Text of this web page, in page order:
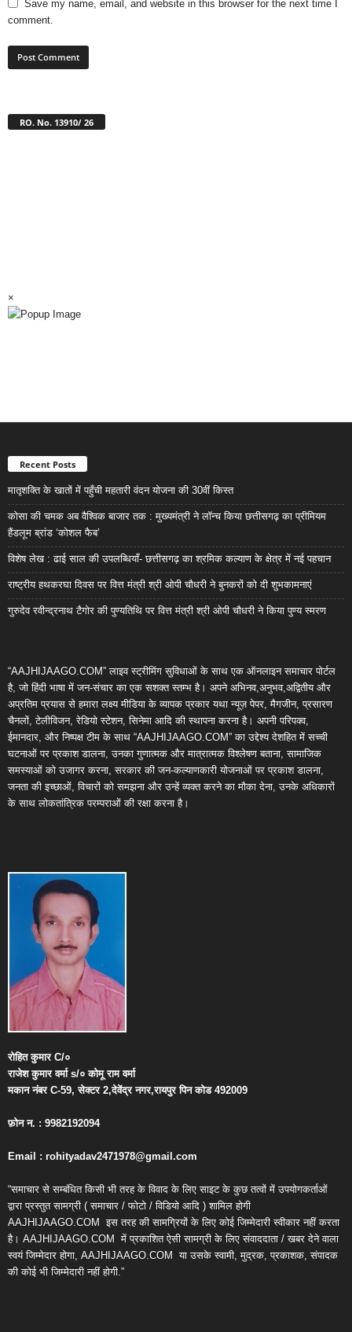
Save my name, email, and website in this browser for the next time I
comment.
RO. No. 13910/ 26
×
Recent Posts
मातृशक्ति के खातों में पहुँची महतारी वंदन योजना की 30वीं किस्त
कोसा की चमक अब वैश्विक बाजार तक : मुख्यमंत्री ने लॉन्च किया छत्तीसगढ़ का प्रीमियम
हैंडलूम ब्रांड ‘कोशल फैब’
विशेष लेख : ढाई साल की उपलब्धियाँ- छत्तीसगढ़ का श्रमिक कल्याण के क्षेत्र में नई पहचान
राष्ट्रीय हथकरघा दिवस पर वित्त मंत्री श्री ओपी चौधरी ने बुनकरों को दी शुभकामनाएं
गुरुदेव रवीन्द्रनाथ टैगोर की पुण्यतिथि पर वित्त मंत्री श्री ओपी चौधरी ने किया पुण्य स्मरण
“AAJHIJAAGO.COM” लाइव स्ट्रीमिंग सुविधाओं के साथ एक ऑनलाइन समाचार पोर्टल
है, जो हिंदी भाषा में जन-संचार का एक सशक्त स्तम्भ है। अपने अभिनव,अनुभव,अद्वितीय और
अप्रतिम प्रयास से हमारा लक्ष्य मीडिया के व्यापक प्रकार यथा न्यूज़ पेपर, मैगजीन, प्रसारण
चैनलों, टेलीविजन, रेडियो स्टेशन, सिनेमा आदि की स्थापना करना है। अपनी परिपक्व,
ईमानदार, और निष्पक्ष टीम के साथ “AAJHIJAAGO.COM” का उद्देश्य देशहित में सच्ची
घटनाओं पर प्रकाश डालना, उनका गुणात्मक और मात्रात्मक विश्लेषण बताना, सामाजिक
समस्याओं को उजागर करना, सरकार की जन-कल्याणकारी योजनाओं पर प्रकाश डालना,
जनता की इच्छाओं, विचारों को समझना और उन्हें व्यक्त करने का मौका देना, उनके अधिकारों
के साथ लोकतांत्रिक परम्पराओं की रक्षा करना है।
रोहित कुमारC/०
राजेश कुमार वर्माs/० कोमू राम वर्मा
मकान नंबरC-59,सेक्टर2,देवेंद्र नगर,रायपुर पिन कोड492009
फ़ोन न. : 9982192094
Email : rohityadav2471978@gmail.com
“समाचार से सम्बंधित किसी भी तरह के विवाद के लिए साइट के कुछ तत्वों में उपयोगकर्ताओं
द्वारा प्रस्तुत सामग्री ( समाचार / फोटो / विडियो आदि ) शामिल होगी
AAJHIJAAGO.COM इस तरह की सामग्रियों के लिए कोई जिम्मेदारी स्वीकार नहीं करता
है। AAJHIJAAGO.COM में प्रकाशित ऐसी सामग्री के लिए संवाददाता / खबर देने वाला
स्वयं जिम्मेदार होगा, AAJHIJAAGO.COM
या उसके स्वामी, मुद्रक, प्रकाशक, संपादक
की कोई भी जिम्मेदारी नहीं होगी.”